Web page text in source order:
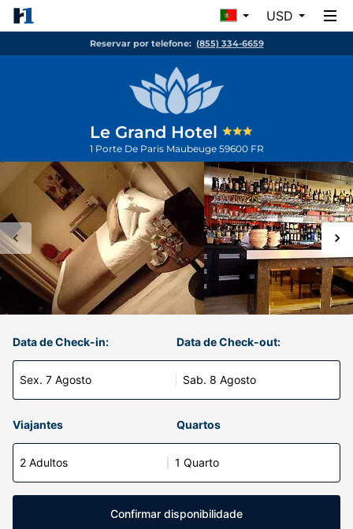
USD
Reservar por telefone: (855) 334-6659
Le Grand Hotel
1 Porte De Paris Maubeuge 59600 FR
Data de Check-in:
Sex. 7 Agosto
Data de Check-out:
Sab. 8 Agosto
Viajantes Quartos
2 Adultos 1 Quarto
Confirmar disponibilidade